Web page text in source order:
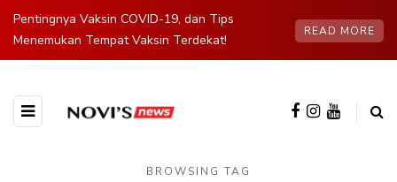
Pentingnya Vaksin COVID-19, dan Tips
Menemukan Tempat Vaksin Terdekat!
READ MORE
BROWSING TAG